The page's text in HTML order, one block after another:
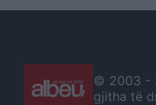
© 2003 -
gjitha të